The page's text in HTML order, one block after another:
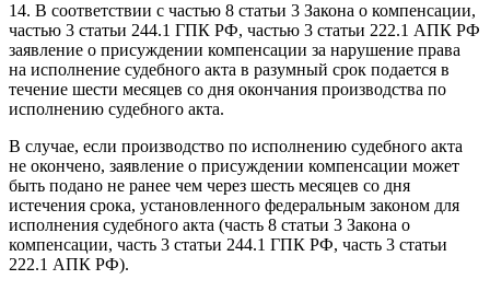
14. В соответствии с частью 8 статьи 3 Закона о компенсации,
частью 3 статьи 244.1 ГПК РФ, частью 3 статьи 222.1 АПК РФ
заявление о присуждении компенсации за нарушение права
на исполнение судебного акта в разумный срок подается в
течение шести месяцев со дня окончания производства по
исполнению судебного акта.
В случае, если производство по исполнению судебного акта
не окончено, заявление о присуждении компенсации может
быть подано не ранее чем через шесть месяцев со дня
истечения срока, установленного федеральным законом для
исполнения судебного акта (часть 8 статьи 3 Закона о
компенсации, часть 3 статьи 244.1 ГПК РФ, часть 3 статьи
222.1 АПК РФ).